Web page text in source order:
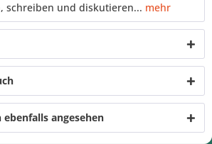
schreiben und diskutieren... mehr
angesehen